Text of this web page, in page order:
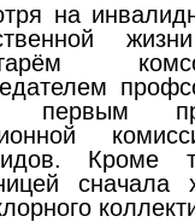
на
первым
Кроме